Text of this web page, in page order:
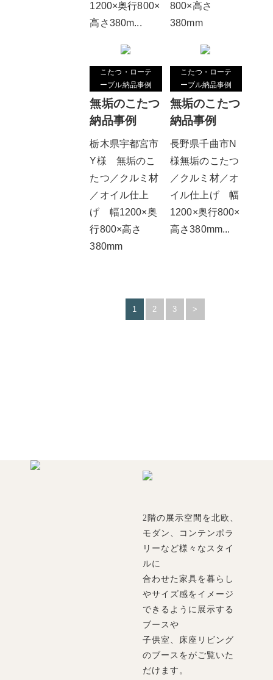
1200×奥行800×
高さ380m...
800×高さ
380mm
こたつ・ローテ
ーブル納品事例
無垢のこたつ
納品事例
栃木県宇都宮市
Y様 無垢のこ
たつ／クルミ材
／オイル仕上
げ 幅1200×奥
行800×高さ
380mm
こたつ・ローテ
ーブル納品事例
無垢のこたつ
納品事例
長野県千曲市N
様無垢のこたつ
／クルミ材／オ
イル仕上げ 幅
1200×奥行800×
高さ380mm...
1 2 3 >
2階の展示空間を北欧、
モダン、コンテンポラ
リーなど様々なスタイ
ルに
合わせた家具を暮らし
やサイズ感をイメージ
できるように展示する
ブースや
子供室、床座リビング
のブースをがご覧いた
だけます。